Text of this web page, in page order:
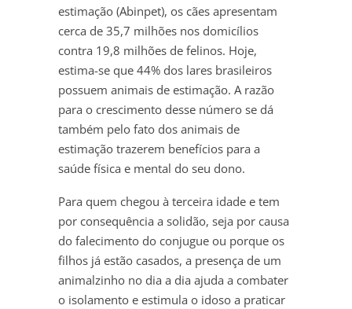
estimação (Abinpet), os cães apresentam
cerca de 35,7 milhões nos domicílios
contra 19,8 milhões de felinos. Hoje,
estima-se que 44% dos lares brasileiros
possuem animais de estimação. A razão
para o crescimento desse número se dá
também pelo fato dos animais de
estimação trazerem benefícios para a
saúde física e mental do seu dono.
Para quem chegou à terceira idade e tem
por consequência a solidão, seja por causa
do falecimento do conjugue ou porque os
filhos já estão casados, a presença de um
animalzinho no dia a dia ajuda a combater
o isolamento e estimula o idoso a praticar